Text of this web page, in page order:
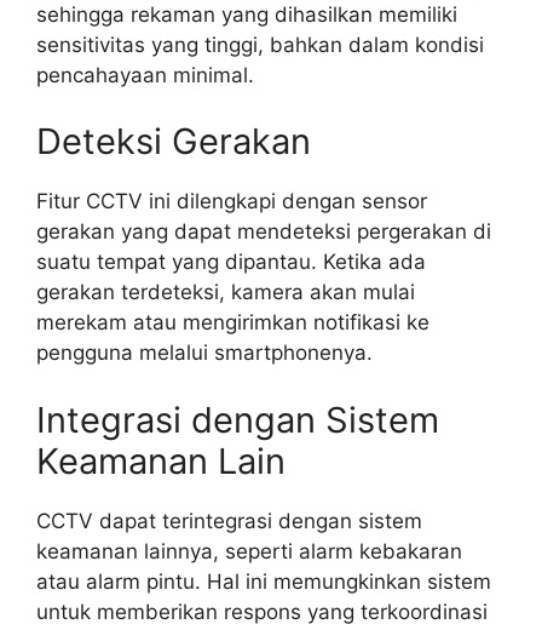
sehingga rekaman yang dihasilkan memiliki
sensitivitas yang tinggi, bahkan dalam kondisi
pencahayaan minimal.
Deteksi Gerakan
Fitur CCTV ini dilengkapi dengan sensor
gerakan yang dapat mendeteksi pergerakan di
suatu tempat yang dipantau. Ketika ada
gerakan terdeteksi, kamera akan mulai
merekam atau mengirimkan notifikasi ke
pengguna melalui smartphonenya.
Integrasi dengan Sistem
Keamanan Lain
CCTV dapat terintegrasi dengan sistem
keamanan lainnya, seperti alarm kebakaran
atau alarm pintu. Hal ini memungkinkan sistem
untuk memberikan respons yang terkoordinasi